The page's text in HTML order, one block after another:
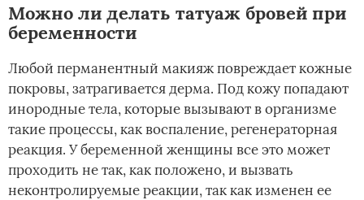
Можно ли делать татуаж бровей при
беременности
Любой перманентный макияж повреждает кожные
покровы, затрагивается дерма. Под кожу попадают
инородные тела, которые вызывают в организме
такие процессы, как воспаление, регенераторная
реакция. У беременной женщины все это может
проходить не так, как положено, и вызвать
неконтролируемые реакции, так как изменен ее